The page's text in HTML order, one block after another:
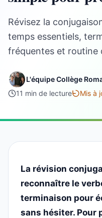
Révisez la
temps essentiels,
fréquentes et routine
L'équipe Collège
11 min de lecture
Mis à
La révision
reconnaître le
terminaison pour
sans hésiter. Pour